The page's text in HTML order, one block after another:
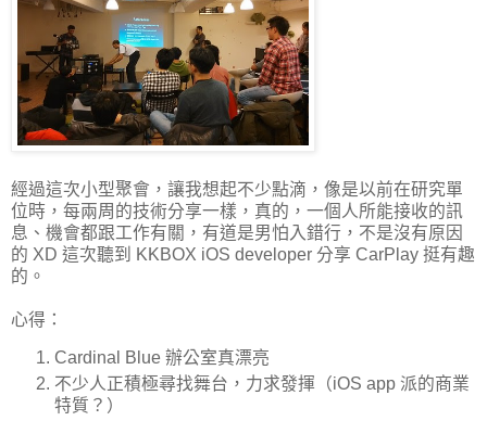
經過這次小型聚會，讓我想起不少點滴，像是以前在研究單
位時，每兩周的技術分享一樣，真的，一個人所能接收的訊
息、機會都跟工作有關，有道是男怕入錯行，不是沒有原因
的 XD 這次聽到 KKBOX iOS developer 分享 CarPlay 挺有趣
的。
心得：
Cardinal Blue 辦公室真漂亮
不少人正積極尋找舞台，力求發揮（iOS app 派的商業
特質？）